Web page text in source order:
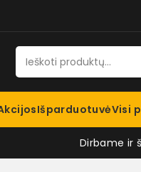
IšparduotuvėVisi
Dirbame ir